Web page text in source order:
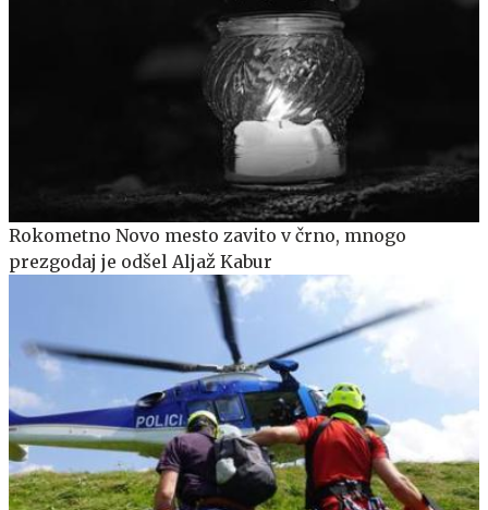
Rokometno Novo mesto zavito v črno, mnogo
prezgodaj je odšel Aljaž Kabur